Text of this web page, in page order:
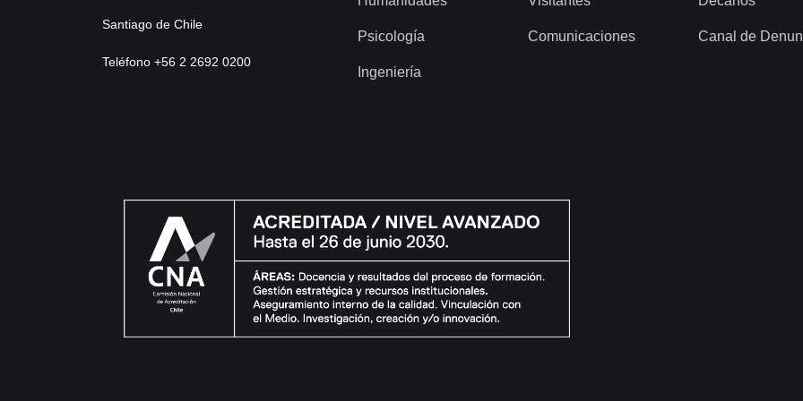
Santiago de Chile
Teléfono +56 2 2692 0200
Psicología
Ingeniería
Comunicaciones Canal de